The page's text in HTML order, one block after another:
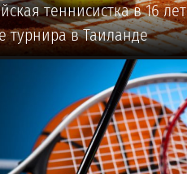
теннисистка в 16
турнира в Таиланде